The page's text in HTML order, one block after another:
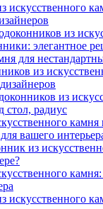
искусственного
из
элегантное
для
из
из
стол, радиус
камня
вашего
из
искусственного